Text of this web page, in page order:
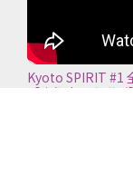
Kyoto SPIRIT #1
【京都商工会議